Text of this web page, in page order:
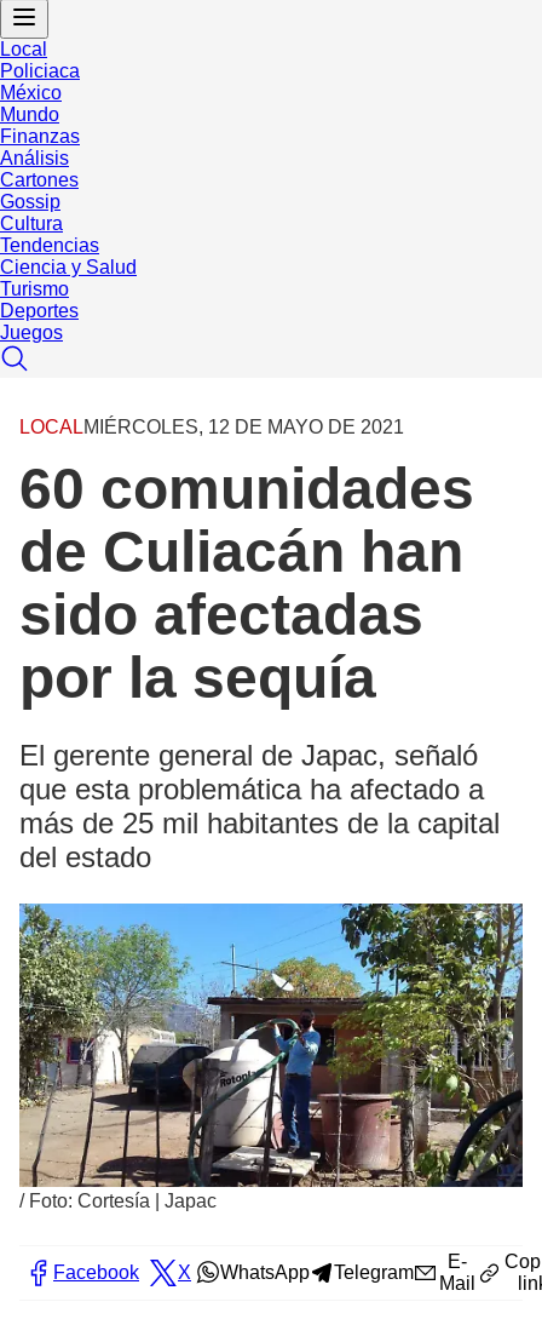
Local
Policiaca
México
Mundo
Finanzas
Análisis
Cartones
Gossip
Cultura
Tendencias
Ciencia y Salud
Turismo
Deportes
Juegos
LOCALMIÉRCOLES, 12 DE MAYO DE 2021
60 comunidades
de Culiacán han
sido afectadas
por la sequía
El gerente general de Japac, señaló
que esta problemática ha afectado a
más de 25 mil habitantes de la capital
del estado
/ Foto: Cortesía | Japac
Facebook X WhatsApp Telegram
E-
Mail